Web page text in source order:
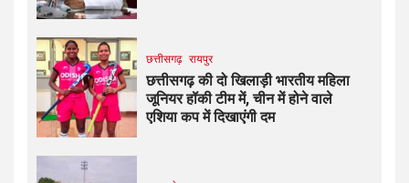
छत्तीसगढ़ रायपुर
छत्तीसगढ़ की दो खिलाड़ी भारतीय महिला
जूनियर हॉकी टीम में, चीन में होने वाले
एशिया कप में दिखाएंगी दम